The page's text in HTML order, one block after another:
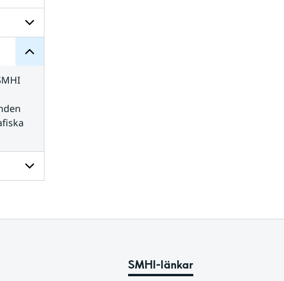
för
Om
SMHI
Undersidor
för
Jobba
på
Undersidor
Kontakta
SMHI
för
Tema
SMHI-länkar